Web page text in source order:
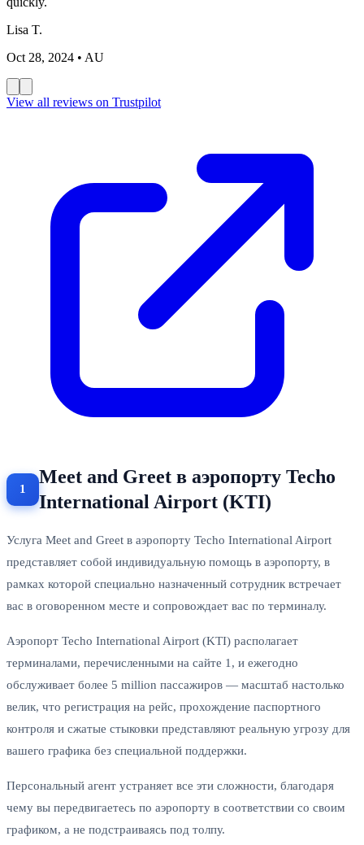
Lisa T.
Oct 28, 2024 • AU
View all reviews on Trustpilot
Meet and Greet в аэропорту Techo
International Airport (KTI)
Услуга Meet and Greet в аэропорту Techo International Airport
представляет собой индивидуальную помощь в аэропорту, в
рамках которой специально назначенный сотрудник встречает
вас в оговоренном месте и сопровождает вас по терминалу.
Аэропорт Techo International Airport (KTI) располагает
терминалами, перечисленными на сайте 1, и ежегодно
обслуживает более 5 million пассажиров — масштаб настолько
велик, что регистрация на рейс, прохождение паспортного
контроля и сжатые стыковки представляют реальную угрозу для
вашего графика без специальной поддержки.
Персональный агент устраняет все эти сложности, благодаря
чему вы передвигаетесь по аэропорту в соответствии со своим
графиком, а не подстраиваясь под толпу.